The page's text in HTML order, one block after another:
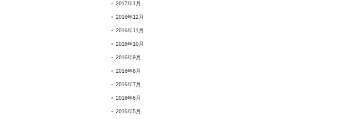
2017年1月
2016年12月
2016年11月
2016年10月
2016年9月
2016年8月
2016年7月
2016年6月
2016年5月